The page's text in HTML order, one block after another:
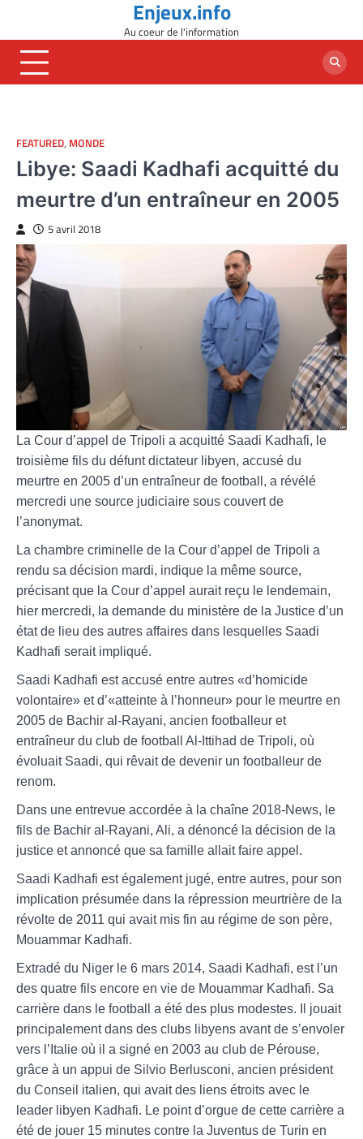
content
Enjeux.info
Au coeur de l'information
FEATURED, MONDE
Libye: Saadi Kadhafi acquitté du
meurtre d’un entraîneur en 2005
5 avril 2018
La Cour d’appel de Tripoli a acquitté Saadi Kadhafi, le
troisième fils du défunt dictateur libyen, accusé du
meurtre en 2005 d’un entraîneur de football, a révélé
mercredi une source judiciaire sous couvert de
l’anonymat.
La chambre criminelle de la Cour d’appel de Tripoli a
rendu sa décision mardi, indique la même source,
précisant que la Cour d’appel aurait reçu le lendemain,
hier mercredi, la demande du ministère de la Justice d’un
état de lieu des autres affaires dans lesquelles Saadi
Kadhafi serait impliqué.
Saadi Kadhafi est accusé entre autres «d’homicide
volontaire» et d’«atteinte à l’honneur» pour le meurtre en
2005 de Bachir al-Rayani, ancien footballeur et
entraîneur du club de football Al-Ittihad de Tripoli, où
évoluait Saadi, qui rêvait de devenir un footballeur de
renom.
Dans une entrevue accordée à la chaîne 2018-News, le
fils de Bachir al-Rayani, Ali, a dénoncé la décision de la
justice et annoncé que sa famille allait faire appel.
Saadi Kadhafi est également jugé, entre autres, pour son
implication présumée dans la répression meurtrière de la
révolte de 2011 qui avait mis fin au régime de son père,
Mouammar Kadhafi.
Extradé du Niger le 6 mars 2014, Saadi Kadhafi, est l’un
des quatre fils encore en vie de Mouammar Kadhafi. Sa
carrière dans le football a été des plus modestes. Il jouait
principalement dans des clubs libyens avant de s’envoler
vers l’Italie où il a signé en 2003 au club de Pérouse,
grâce à un appui de Silvio Berlusconi, ancien président
du Conseil italien, qui avait des liens étroits avec le
leader libyen Kadhafi. Le point d’orgue de cette carrière a
été de jouer 15 minutes contre la Juventus de Turin en